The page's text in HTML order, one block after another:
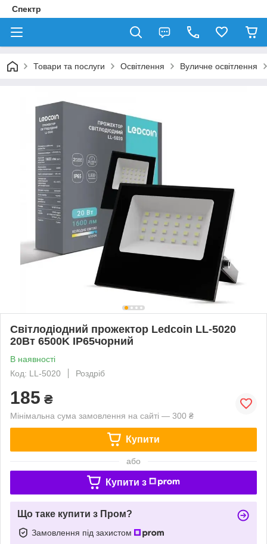
Спектр
Товари та послуги Освітлення Вуличне освітлення
Світлодіодний прожектор Ledcoin LL-5020
20Вт 6500K IP65чорний
В наявності
Код: LL-5020
Роздріб
185 ₴
Мінімальна сума замовлення на сайті — 300 ₴
Купити
або
Купити з
Що таке купити з Пром?
Замовлення під захистом